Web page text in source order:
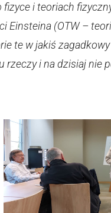
i teoriach
Einsteina (OTW –
te w jakiś
rzeczy i na dzisiaj nie